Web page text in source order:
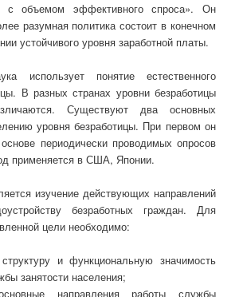
с объемом эффективного спроса». Он
разумная политика состоит в конечном
устойчивого уровня заработной платы.
использует понятие естественного
В разных странах уровни безработицы
Существуют два основных
уровня безработицы. При первом он
периодически проводимых опросов
применяется в США, Японии.
изучение действующих направлений
безработных граждан. Для
цели необходимо:
и функциональную значимость
занятости населения;
направления работы службы